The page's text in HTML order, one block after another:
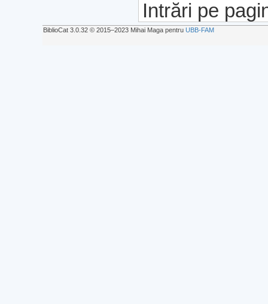
Intrări pe
BiblioCat 3.0.32 © 2015‒2023 Mihai Maga pentru UBB-FAM